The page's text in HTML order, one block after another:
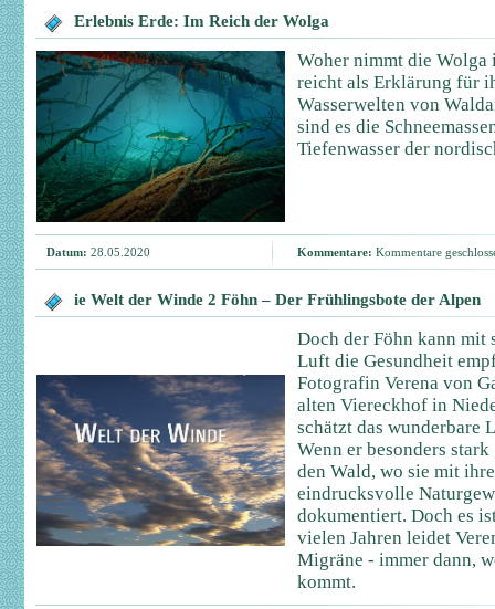
Erlebnis Erde: Im Reich der Wolga
Woher nimmt die
reicht als Erklärung für
Wasserwelten von
sind es die
Tiefenwasser der
Datum: 28.05.2020 Kommentare: Kommentare
ie Welt der Winde 2 Föhn – Der Frühlingsbote der Alpen
Doch der Föhn kann mit
Luft die Gesundheit
Fotografin Verena von
alten Viereckhof in
schätzt das wunderbare
Wenn er besonders
den Wald, wo sie mit
eindrucksvolle
dokumentiert. Doch es
vielen Jahren leidet
Migräne - immer dann,
kommt.